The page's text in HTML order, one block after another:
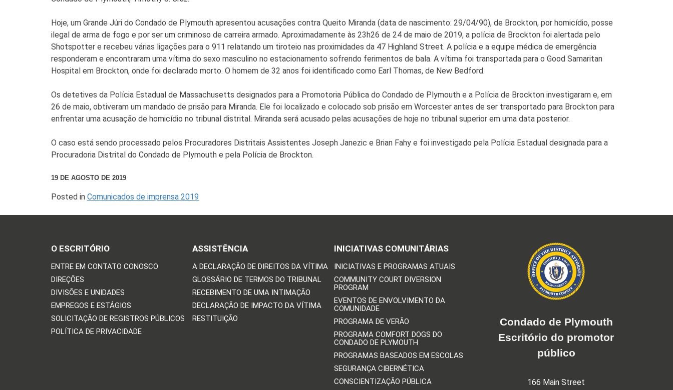
Hoje, um Grande Júri do Condado de Plymouth apresentou acusações contra Queito Miranda (data de nascimento: 29/04/90), de Brockton, por homicídio, posse
ilegal de arma de fogo e por ser um criminoso de carreira armado. Aproximadamente às 23h26 de 24 de maio de 2019, a polícia de Brockton foi alertada pelo
Shotspotter e recebeu várias ligações para o 911 relatando um tiroteio nas proximidades da 47 Highland Street. A polícia e a equipe médica de emergência
responderam e encontraram uma vítima do sexo masculino no estacionamento sofrendo ferimentos de bala. A vítima foi transportada para o Good Samaritan
Hospital em Brockton, onde foi declarado morto. O homem de 32 anos foi identificado como Earl Thomas, de New Bedford.
Os detetives da Polícia Estadual de Massachusetts designados para a Promotoria Pública do Condado de Plymouth e a Polícia de Brockton investigaram e, em
26 de maio, obtiveram um mandado de prisão para Miranda. Ele foi localizado e colocado sob prisão em Worcester antes de ser transportado para Brockton para
enfrentar uma acusação de homicídio no tribunal distrital. Miranda será acusado pelas acusações de hoje no tribunal superior em uma data posterior.
O caso está sendo processado pelos Procuradores Distritais Assistentes Joseph Janezic e Brian Fahy e foi investigado pela Polícia Estadual designada para a
Procuradoria Distrital do Condado de Plymouth e pela Polícia de Brockton.
19 DE AGOSTO DE 2019
Posted in Comunicados de imprensa 2019
O ESCRITÓRIO
ENTRE EM CONTATO CONOSCO
DIREÇÕES
DIVISÕES E UNIDADES
EMPREGOS E ESTÁGIOS
SOLICITAÇÃO DE REGISTROS PÚBLICOS
POLÍTICA DE PRIVACIDADE
ASSISTÊNCIA
A DECLARAÇÃO DE DIREITOS DA VÍTIMA
GLOSSÁRIO DE TERMOS DO TRIBUNAL
RECEBIMENTO DE UMA INTIMAÇÃO
DECLARAÇÃO DE IMPACTO DA VÍTIMA
RESTITUIÇÃO
INICIATIVAS COMUNITÁRIAS
INICIATIVAS E PROGRAMAS ATUAIS
COMMUNITY COURT DIVERSION
PROGRAM
EVENTOS DE ENVOLVIMENTO DA
COMUNIDADE
PROGRAMA DE VERÃO
PROGRAMA COMFORT DOGS DO
CONDADO DE PLYMOUTH
PROGRAMAS BASEADOS EM ESCOLAS
SEGURANÇA CIBERNÉTICA
CONSCIENTIZAÇÃO PÚBLICA
Condado de Plymouth
Escritório do promotor
público
166 Main Street